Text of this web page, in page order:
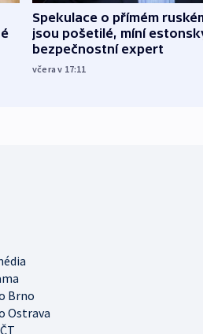
Spekulace o přímém
jsou pošetilé, míní
bezpečnostní expert
včera v 17:11
Brno
Ostrava